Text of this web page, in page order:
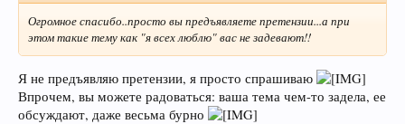
Огромное спасибо..просто вы предъявляете претензии...а при
этом такие тему как "я всех люблю" вас не задевают!!
Я не предъявляю претензии, я просто спрашиваю
Впрочем, вы можете радоваться: ваша тема чем-то задела, ее
обсуждают, даже весьма бурно